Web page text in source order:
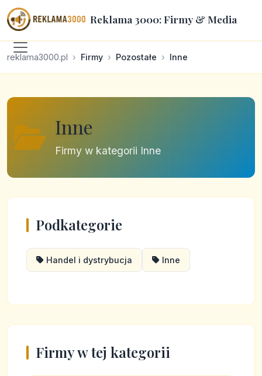
Reklama 3000: Firmy & Media
reklama3000.pl Firmy Pozostałe Inne
Inne
Firmy w kategorii Inne
Podkategorie
Handel i dystrybucja Inne
Firmy w tej kategorii